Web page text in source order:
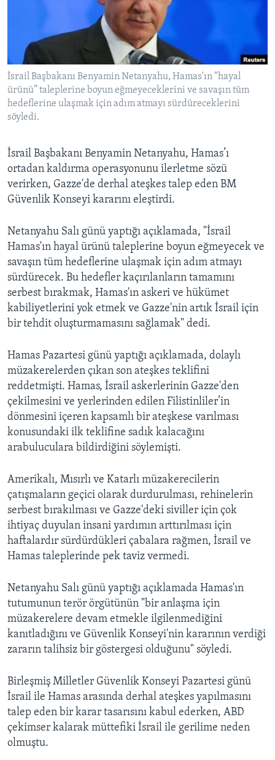
SANAT
Diller
İsrail Başbakanı Benyamin Netanyahu, Hamas'ın “hayal
ürünü” taleplerine boyun eğmeyeceklerini ve savaşın tüm
hedeflerine ulaşmak için adım atmayı sürdüreceklerini
söyledi.
İsrail Başbakanı Benyamin Netanyahu, Hamas’ı
ortadan kaldırma operasyonunu ilerletme sözü
verirken, Gazze'de derhal ateşkes talep eden BM
Güvenlik Konseyi kararını eleştirdi.
Netanyahu Salı günü yaptığı açıklamada, "İsrail
Hamas'ın hayal ürünü taleplerine boyun eğmeyecek ve
savaşın tüm hedeflerine ulaşmak için adım atmayı
sürdürecek. Bu hedefler kaçırılanların tamamını
serbest bırakmak, Hamas'ın askeri ve hükümet
kabiliyetlerini yok etmek ve Gazze'nin artık İsrail için
bir tehdit oluşturmamasını sağlamak" dedi.
Hamas Pazartesi günü yaptığı açıklamada, dolaylı
müzakerelerden çıkan son ateşkes teklifini
reddetmişti. Hamas, İsrail askerlerinin Gazze'den
çekilmesini ve yerlerinden edilen Filistinliler’in
dönmesini içeren kapsamlı bir ateşkese varılması
konusundaki ilk teklifine sadık kalacağını
arabuluculara bildirdiğini söylemişti.
Amerikalı, Mısırlı ve Katarlı müzakerecilerin
çatışmaların geçici olarak durdurulması, rehinelerin
serbest bırakılması ve Gazze'deki siviller için çok
ihtiyaç duyulan insani yardımın arttırılması için
haftalardır sürdürdükleri çabalara rağmen, İsrail ve
Hamas taleplerinde pek taviz vermedi.
Netanyahu Salı günü yaptığı açıklamada Hamas'ın
tutumunun terör örgütünün "bir anlaşma için
müzakerelere devam etmekle ilgilenmediğini
kanıtladığını ve Güvenlik Konseyi'nin kararının verdiği
zararın talihsiz bir göstergesi olduğunu" söyledi.
Birleşmiş Milletler Güvenlik Konseyi Pazartesi günü
İsrail ile Hamas arasında derhal ateşkes yapılmasını
talep eden bir karar tasarısını kabul ederken, ABD
çekimser kalarak müttefiki İsrail ile gerilime neden
olmuştu.